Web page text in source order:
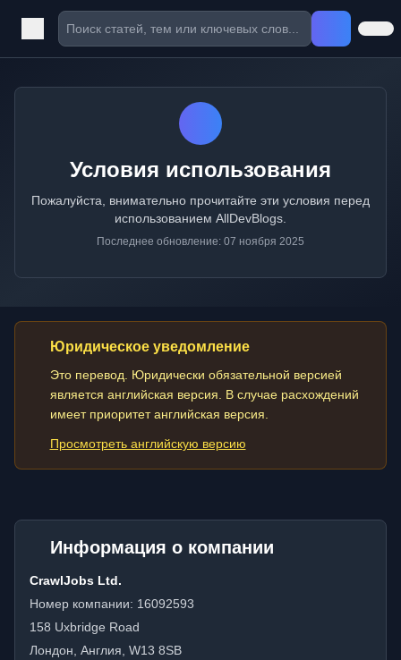
Условия использования
Пожалуйста, внимательно прочитайте эти условия перед
использованием AllDevBlogs.
Последнее обновление: 07 ноября 2025
Юридическое уведомление
Это перевод. Юридически обязательной версией
является английская версия. В случае расхождений
имеет приоритет английская версия.
Просмотреть английскую версию
Информация о компании
CrawlJobs Ltd.
Номер компании: 16092593
158 Uxbridge Road
Лондон, Англия, W13 8SB